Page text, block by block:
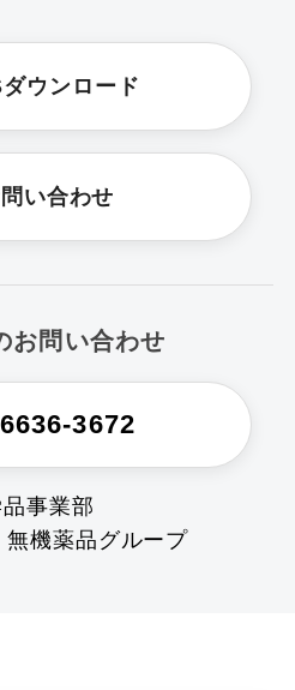
ウンロード
い合わせ
お問い合わせ
3672
事業部
無機薬品グループ